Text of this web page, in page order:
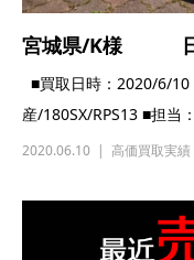
宮城県/K様 日
■買取日時：2020/6/10
産/180SX/RPS13 ■担当
2020.06.10 高価買取実績